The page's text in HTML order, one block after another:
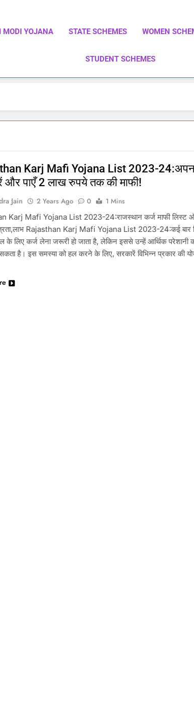
| Central Government Schemes | State
MODI YOJANA STATE SCHEMES WOMEN
STUDENT SCHEMES
Karj Mafi Yojana List 2023-
पाएँ 2 लाख रुपये तक की माफी!
Jain 2 Years Ago 0
1 Mins
Karj Mafi Yojana List 2023-24:राजस्थान कर्ज माफी लिस्ट
Rajasthan Karj Mafi Yojana List 2023-24:कई बार
लिए कर्ज लेना जरूरी हो जाता है, लेकिन इससे उन्हें आर्थिक परेशानी
है। इस समस्या को हल करने के लिए, सरकारें विभिन्न प्रकार की